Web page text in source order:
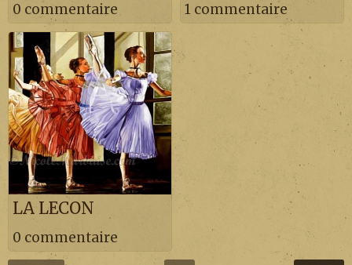
0 commentaire 1 commentaire
LA LECON
0 commentaire